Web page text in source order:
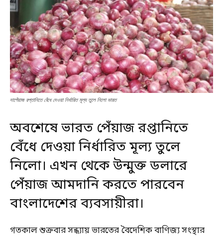
দাপেঁয়াজ রপ্তানিতে বেঁধে দেওয়া নির্ধারিত মূল্য তুলে নিলো ভারত
অবশেষে ভারত পেঁয়াজ রপ্তানিতে
বেঁধে দেওয়া নির্ধারিত মূল্য তুলে
নিলো। এখন থেকে উন্মুক্ত ডলারে
পেঁয়াজ আমদানি করতে পারবেন
বাংলাদেশের ব্যবসায়ীরা।
গতকাল শুক্রবার সন্ধ্যায় ভারতের বৈদেশিক বাণিজ্য সংস্থার